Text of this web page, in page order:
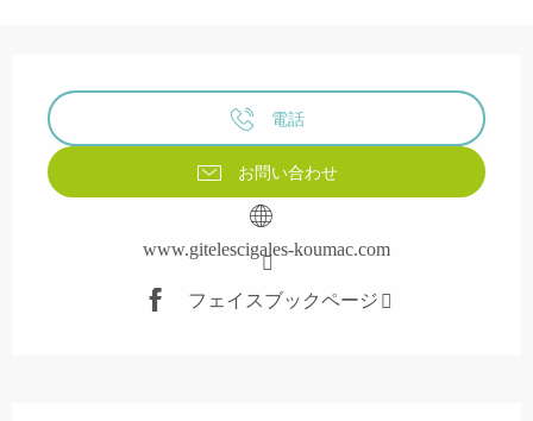
電話
お問い合わせ
www.gitelescigales-koumac.com
フェイスブックページ